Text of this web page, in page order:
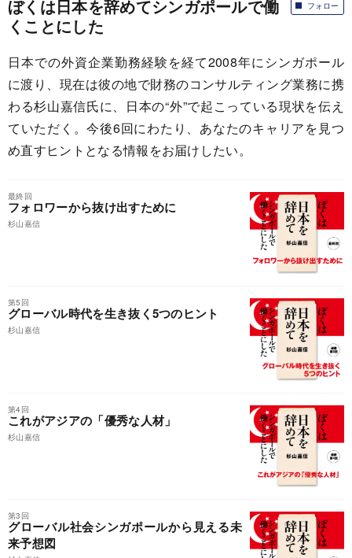
フォロー
ぼくは日本を辞めてシンガポールで働
くことにした
日本での外資企業勤務経験を経て2008年にシンガポール
に渡り、現在は彼の地で財務のコンサルティング業務に携
わる杉山嘉信氏に、日本の“外”で起こっている現状を伝え
ていただく。今後6回にわたり、あなたのキャリアを見つ
め直すヒントとなる情報をお届けしたい。
最終回
フォロワーから抜け出すために
杉山嘉信
第5回
グローバル時代を生き抜く5つのヒント
杉山嘉信
第4回
これがアジアの「優秀な人材」
杉山嘉信
第3回
グローバル社会シンガポールから見える未
来予想図